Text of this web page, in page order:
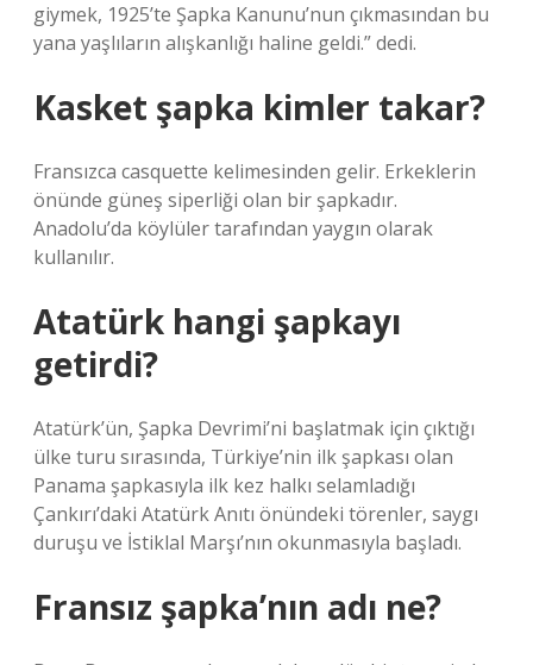
giymek, 1925’te Şapka Kanunu’nun çıkmasından bu
yana yaşlıların alışkanlığı haline geldi.” dedi.
Kasket şapka kimler takar?
Fransızca casquette kelimesinden gelir. Erkeklerin
önünde güneş siperliği olan bir şapkadır.
Anadolu’da köylüler tarafından yaygın olarak
kullanılır.
Atatürk hangi şapkayı
getirdi?
Atatürk’ün, Şapka Devrimi’ni başlatmak için çıktığı
ülke turu sırasında, Türkiye’nin ilk şapkası olan
Panama şapkasıyla ilk kez halkı selamladığı
Çankırı’daki Atatürk Anıtı önündeki törenler, saygı
duruşu ve İstiklal Marşı’nın okunmasıyla başladı.
Fransız şapka’nın adı ne?